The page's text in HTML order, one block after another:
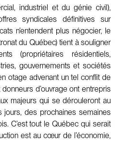
industriel et du génie civil),
syndicales définitives sur
n’entendent plus négocier, le
du Québec) tient à souligner
(propriétaires résidentiels,
gouvernements et sociétés
otage advenant un tel conflit de
d’ouvrage ont entrepris
majeurs qui se dérouleront au
jours, des prochaines semaines
C’est tout le Québec qui serait
est au cœur de l’économie,